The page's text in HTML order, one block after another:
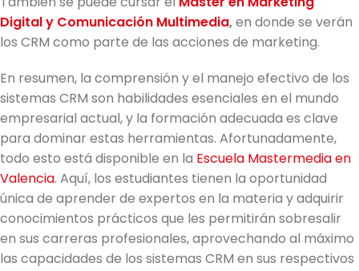
Digital y Comunicación Multimedia,en donde se verán
los CRM como parte de las acciones de marketing.
En resumen, la comprensión y el manejo efectivo de los
sistemas CRM son habilidades esenciales en el mundo
empresarial actual, y la formación adecuada es clave
para dominar estas herramientas. Afortunadamente,
todo esto está disponible en la Escuela Mastermedia en
Valencia. Aquí, los estudiantes tienen la oportunidad
única de aprender de expertos en la materia y adquirir
conocimientos prácticos que les permitirán sobresalir
en sus carreras profesionales, aprovechando al máximo
las capacidades de los sistemas CRM en sus respectivos